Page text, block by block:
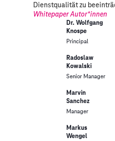
Dienstqualität zu
Whitepaper Autor*innen
Dr. Wolfgang
Knospe
Principal
Radoslaw
Kowalski
Senior Manager
Marvin
Sanchez
Manager
Markus
Wengel